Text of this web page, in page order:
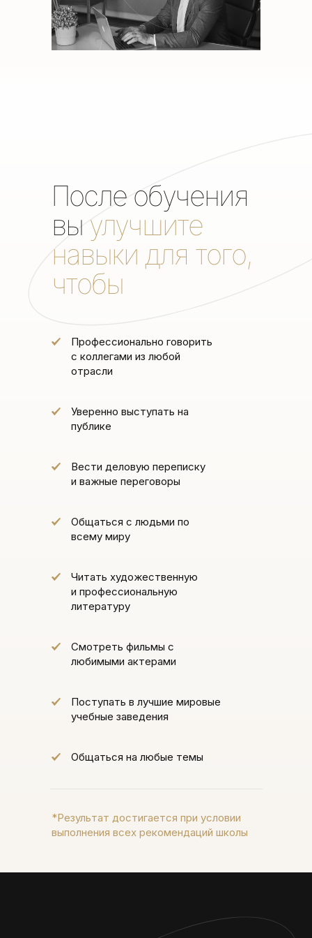
Профессионально говорить
с коллегами из любой
отрасли
Уверенно выступать на
публике
Вести деловую переписку
и важные переговоры
Общаться с людьми по
всему миру
Читать художественную
и профессиональную
литературу
Смотреть фильмы с
любимыми актерами
Поступать в лучшие мировые
учебные заведения
Общаться на любые темы
*Результат достигается при условии
выполнения всех рекомендаций школы
После обучения
вы улучшите
навыки для того,
чтобы